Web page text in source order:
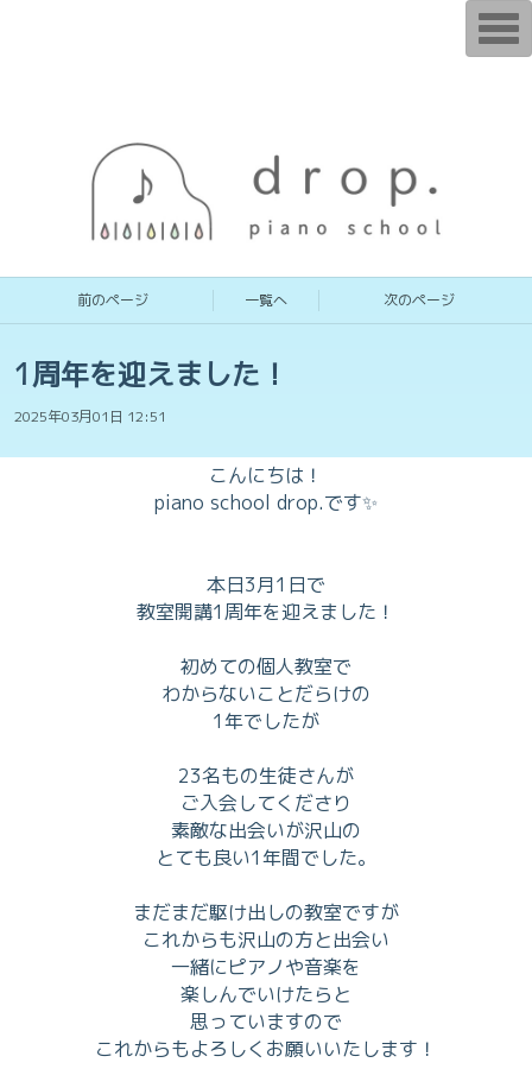
前のページ 一覧へ 次のページ
1周年を迎えました！
2025年03月01日 12:51
こんにちは！
piano school drop.です✨
本日3月1日で
教室開講1周年を迎えました！
初めての個人教室で
わからないことだらけの
1年でしたが
23名もの生徒さんが
ご入会してくださり
素敵な出会いが沢山の
とても良い1年間でした。
まだまだ駆け出しの教室ですが
これからも沢山の方と出会い
一緒にピアノや音楽を
楽しんでいけたらと
思っていますので
これからもよろしくお願いいたします！
T
o
g